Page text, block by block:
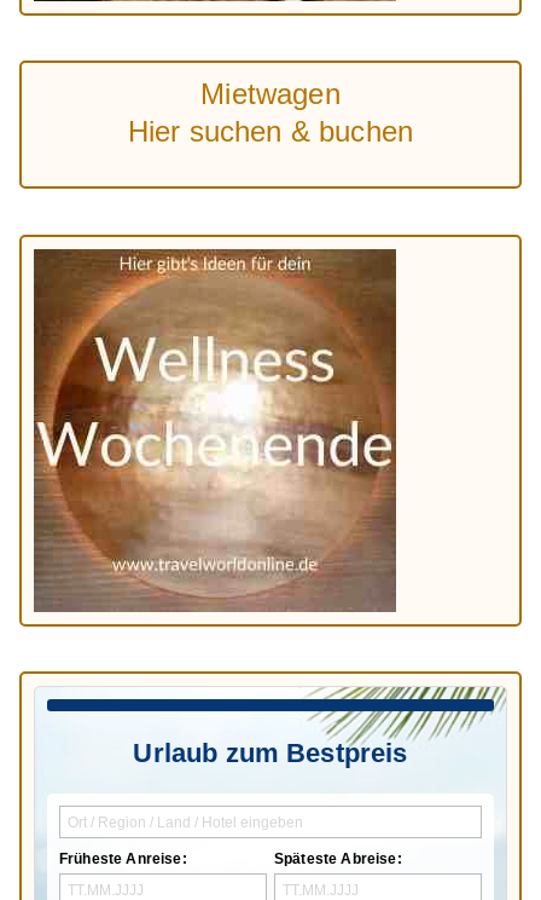
Mietwagen
Hier suchen & buchen
Urlaub zum Bestpreis
Früheste Anreise: Späteste Abreise: